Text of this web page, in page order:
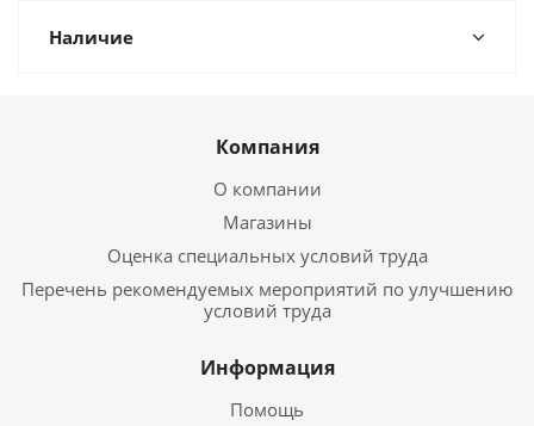
Наличие
Компания
О компании
Магазины
Оценка специальных условий труда
Перечень рекомендуемых мероприятий по улучшению
условий труда
Информация
Помощь